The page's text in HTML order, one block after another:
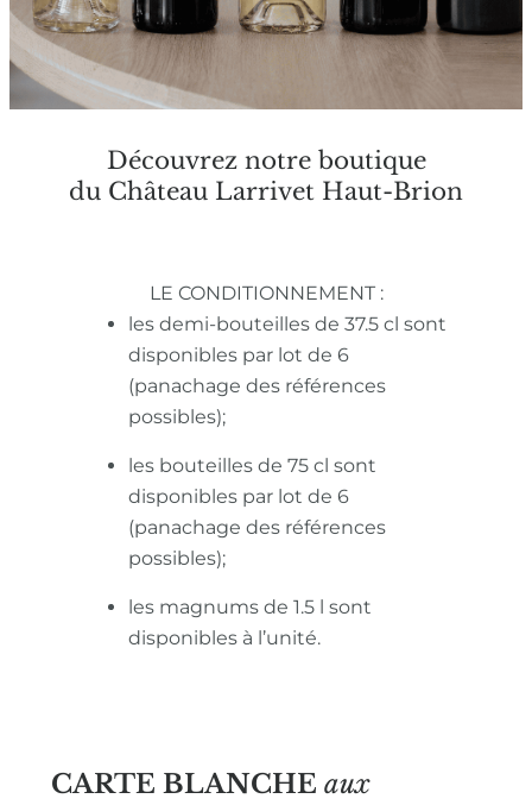
Découvrez notre boutique
du Château Larrivet Haut-Brion
LE CONDITIONNEMENT :
les demi-bouteilles de 37.5 cl sont
disponibles par lot de 6
(panachage des références
possibles);
les bouteilles de 75 cl sont
disponibles par lot de 6
(panachage des références
possibles);
les magnums de 1.5 l sont
disponibles à l’unité.
CARTE BLANCHE aux